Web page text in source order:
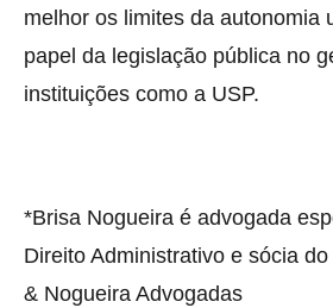
melhor os limites da autonomia
papel da legislação pública no
instituições como a USP.
*Brisa Nogueira é advogada
Direito Administrativo e sócia
& Nogueira Advogadas